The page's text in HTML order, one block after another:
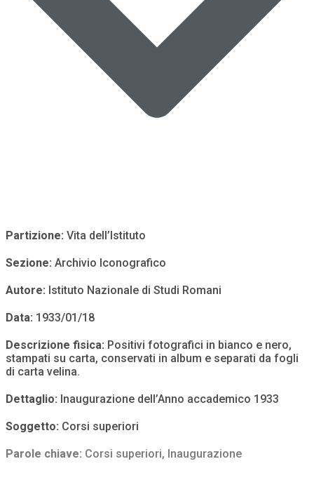
Partizione: Vita dell’Istituto
Sezione: Archivio Iconografico
Autore: Istituto Nazionale di Studi Romani
Data: 1933/01/18
Descrizione fisica: Positivi fotografici in bianco e nero,
stampati su carta, conservati in album e separati da fogli
di carta velina.
Dettaglio: Inaugurazione dell’Anno accademico 1933
Soggetto: Corsi superiori
Parole chiave: Corsi superiori, Inaugurazione